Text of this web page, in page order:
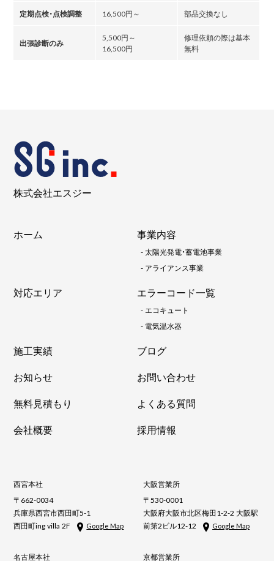
定期点検・点検調整 16,500円～ 部品交換なし
出張診断のみ
5,500円～
16,500円
修理依頼の際は基本
無料
株式会社エスジー
ホーム 事業内容
-太陽光発電・蓄電池事業
- アライアンス事業
対応エリア エラーコード一覧
-エコキュート
- 電気温水器
施工実績
ブログ
お知らせ
お問い合わせ
無料見積もり
よくある質問
会社概要
採用情報
西宮本社
〒662-0034
兵庫県西宮市西田町5-1
西田町ing villa 2F
Google Map
名古屋本社
大阪営業所
〒530-0001
大阪府大阪市北区梅田1-2-2 大阪駅
前第2ビル12-12
Google Map
京都営業所